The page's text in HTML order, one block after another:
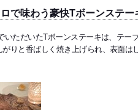
で味わう豪快Tボーンステー
いただいたTボーンステーキは、テー
がりと香ばしく焼き上げられ、表面